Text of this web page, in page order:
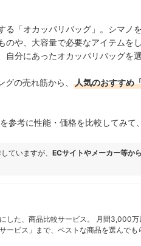
「オカッパリバッグ」。シマノ
のや、大容量で必要なアイテムを
分にあったオカッパリバッグを
の売れ筋から、
人気のおすすめ
参考に性能・価格を比較してみて
ていますが、 ECサイトやメーカー等か
した、商品比較サービス。 月間3,000
ービス」まで、ベストな商品を選んで